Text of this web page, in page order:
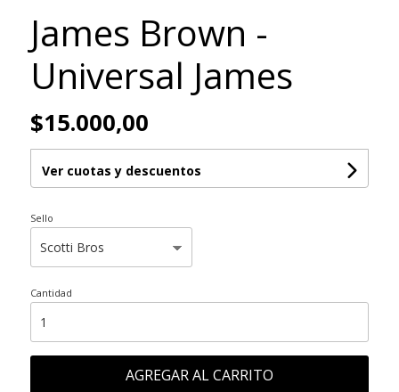
James Brown -
Universal James
$15.000,00
Ver cuotas y descuentos
Sello
Cantidad
AGREGAR AL CARRITO